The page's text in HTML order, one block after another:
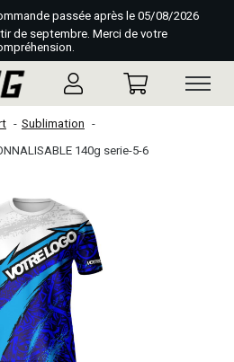
passée après le 05/08/2026
de septembre. Merci de votre
Sublimation
140g serie-5-6